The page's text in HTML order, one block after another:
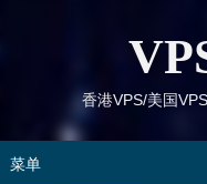
香港VPS/美国
菜单